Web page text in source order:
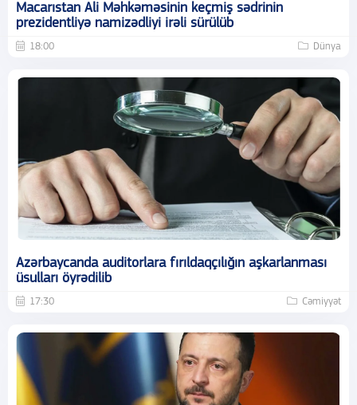
Macarıstan Ali Məhkəməsinin keçmiş sədrinin
prezidentliyə namizədliyi irəli sürülüb
18:00 Dünya
Azərbaycanda auditorlara fırıldaqçılığın aşkarlanması
üsulları öyrədilib
17:30 Cəmiyyət